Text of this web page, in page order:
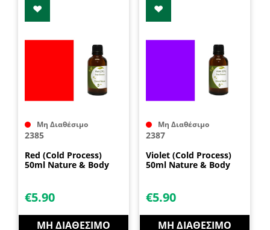
Μη Διαθέσιμο
2385
Red (Cold Process)
50ml Nature & Body
€5.90
ΜΗ ΔΙΑΘΈΣΙΜΟ
Μη Διαθέσιμο
2387
Violet (Cold Process)
50ml Nature & Body
€5.90
ΜΗ ΔΙΑΘΈΣΙΜΟ